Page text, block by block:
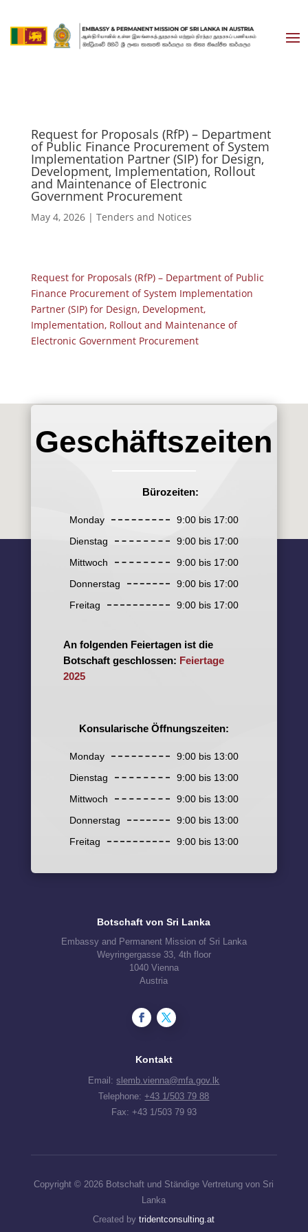
Request for Proposals (RfP) – Department
of Public Finance Procurement of System
Implementation Partner (SIP) for Design,
Development, Implementation, Rollout
and Maintenance of Electronic
Government Procurement
May 4, 2026| Tenders and Notices
Request for Proposals (RfP) – Department of Public
Finance Procurement of System Implementation
Partner (SIP) for Design, Development,
Implementation, Rollout and Maintenance of
Electronic Government Procurement
Geschäftszeiten
Bürozeiten:
Monday
9:00 bis 17:00
Dienstag
9:00 bis 17:00
Mittwoch
9:00 bis 17:00
Donnerstag
9:00 bis 17:00
Freitag
9:00 bis 17:00
An folgenden Feiertagen ist die
Botschaft geschlossen: Feiertage
2025
Konsularische Öffnungszeiten:
Monday
9:00 bis 13:00
Dienstag
9:00 bis 13:00
Mittwoch
9:00 bis 13:00
Donnerstag
9:00 bis 13:00
Freitag
9:00 bis 13:00
Botschaft von Sri Lanka
Embassy and Permanent Mission of Sri Lanka
Weyringergasse 33, 4th floor
1040 Vienna
Austria
Kontakt
Email:slemb.vienna@mfa.gov.lk
Telephone:+43 1/503 79 88
Fax: +43 1/503 79 93
Copyright © 2026 Botschaft und Ständige Vertretung von Sri
Lanka
Created bytridentconsulting.at